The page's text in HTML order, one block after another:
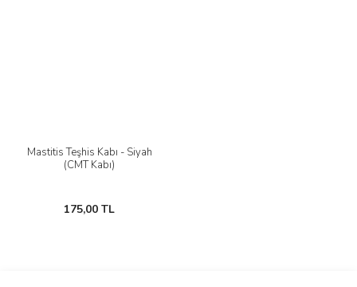
Mastitis Teşhis Kabı - Siyah
(CMT Kabı)
175,00 TL